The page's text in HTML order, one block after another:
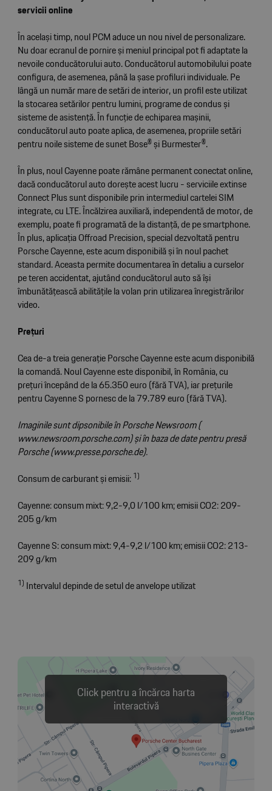
servicii online
În același timp, noul PCM aduce un nou nivel de personalizare.
Nu doar ecranul de pornire și meniul principal pot fi adaptate la
nevoile conducătorului auto. Conducătorul automobilului poate
configura, de asemenea, până la șase profiluri individuale. Pe
lângă un număr mare de setări de interior, un profil este utilizat
la stocarea setărilor pentru lumini, programe de condus și
sisteme de asistență. În funcție de echiparea mașinii,
conducătorul auto poate aplica, de asemenea, propriile setări
pentru noile sisteme de sunet Bose® și Burmester®.
În plus, noul Cayenne poate rămâne permanent conectat online,
dacă conducătorul auto dorește acest lucru - serviciile extinse
Connect Plus sunt disponibile prin intermediul cartelei SIM
integrate, cu LTE. Încălzirea auxiliară, independentă de motor, de
exemplu, poate fi programată de la distanță, de pe smartphone.
În plus, aplicația Offroad Precision, special dezvoltată pentru
Porsche Cayenne, este acum disponibilă și în noul pachet
standard. Aceasta permite documentarea în detaliu a curselor
pe teren accidentat, ajutând conducătorul auto să își
îmbunătățească abilitățile la volan prin utilizarea înregistrărilor
video.
Prețuri
Cea de-a treia generație Porsche Cayenne este acum disponibilă
la comandă. Noul Cayenne este disponibil, în România, cu
prețuri începând de la 65.350 euro (fără TVA), iar prețurile
pentru Cayenne S pornesc de la 79.789 euro (fără TVA).
Imaginile sunt dipsonibile în Porsche Newsroom (
www.newsroom.porsche.com) și în baza de date pentru presă
Porsche (www.presse.porsche.de).
Consum de carburant și emisii: 1)
Cayenne: consum mixt: 9,2-9,0 l/100 km; emisii CO2: 209-
205 g/km
Cayenne S: consum mixt: 9,4-9,2 l/100 km; emisii CO2: 213-
209 g/km
1) Intervalul depinde de setul de anvelope utilizat
Click pentru a încărca harta
interactivă